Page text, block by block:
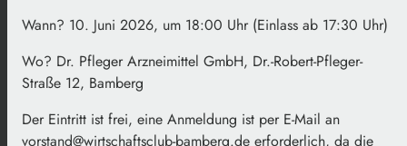
Wann? 10. Juni 2026, um 18:00 Uhr (Einlass ab 17:30 Uhr)
Wo? Dr. Pfleger Arzneimittel GmbH, Dr.-Robert-Pfleger-
Straße 12, Bamberg
Der Eintritt ist frei, eine Anmeldung ist per E-Mail an
vorstand@wirtschaftsclub-bamberg.de erforderlich, da die